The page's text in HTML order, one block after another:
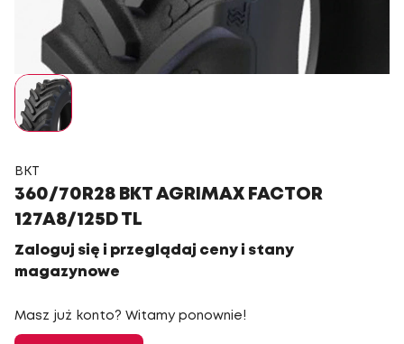
BKT
360/70R28 BKT AGRIMAX FACTOR
127A8/125D TL
Zaloguj się i przeglądaj ceny i stany
magazynowe
Masz już konto? Witamy ponownie!